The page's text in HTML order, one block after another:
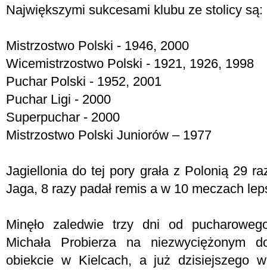
Największymi sukcesami klubu ze stolicy są:
Mistrzostwo Polski - 1946, 2000
Wicemistrzostwo Polski - 1921, 1926, 1998
Puchar Polski - 1952, 2001
Puchar Ligi - 2000
Superpuchar - 2000
Mistrzostwo Polski Juniorów – 1977
Jagiellonia do tej pory grała z Polonią 29
Jaga, 8 razy padał remis a w 10 meczach
Minęło zaledwie trzy dni od
Michała Probierza na niezwyciężonym
obiekcie w Kielcach, a już dzisiejszego